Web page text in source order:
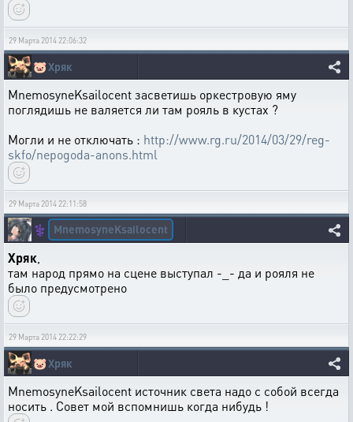
29 Марта 2014 22:06:32
🐷Хряк
MnemosyneKsailocent засветишь оркестровую яму
поглядишь не валяется ли там рояль в кустах ?
Могли и не отключать : http://www.rg.ru/2014/03/29/reg-
skfo/nepogoda-anons.html
29 Марта 2014 22:11:58
⚕️ MnemosyneKsailocent
Хряк
там народ прямо на сцене выступал -_- да и рояля не
было предусмотрено
29 Марта 2014 22:22:29
🐷Хряк
MnemosyneKsailocent источник света надо с собой всегда
носить . Совет мой вспомнишь когда нибудь !